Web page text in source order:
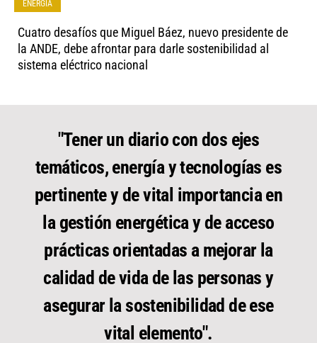
Cuatro desafíos que Miguel Báez, nuevo presidente de
la ANDE, debe afrontar para darle sostenibilidad al
sistema eléctrico nacional
ENERGÍA
"Tener un diario con dos ejes
temáticos, energía y tecnologías es
pertinente y de vital importancia en
la gestión energética y de acceso
prácticas orientadas a mejorar la
calidad de vida de las personas y
asegurar la sostenibilidad de ese
vital elemento".